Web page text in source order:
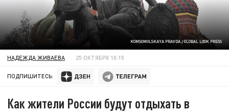
KOMSOMOLSKAYA PRAVDA / GLOBAL LOOK PRESS
НАДЕЖДА ЖИВАЕВА 25 ОКТЯБРЯ 10:15
ПОДПИШИТЕСЬ:
Как жители России будут отдыхать в